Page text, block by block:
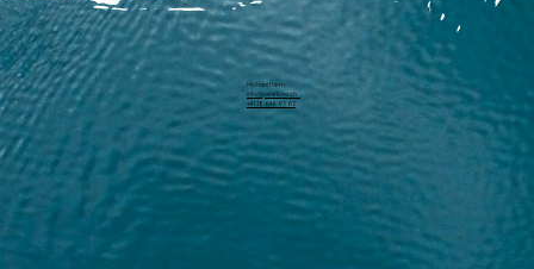
Michael Harm
info@pearllure.ch
+41 78 646 93 62